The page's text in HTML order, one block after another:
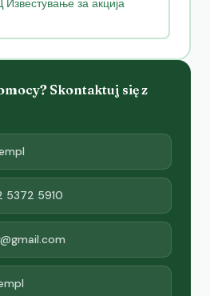
за акција
Skontaktuj się z
5372 5910